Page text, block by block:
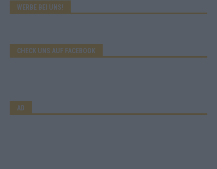
WERBE BEI UNS!
CHECK UNS AUF FACEBOOK
AD